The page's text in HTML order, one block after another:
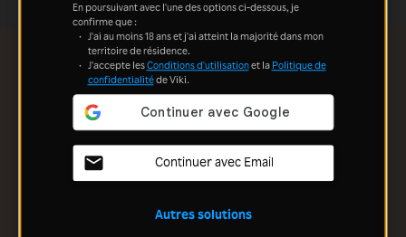
En poursuivant avec l'une des options ci-dessous, je
confirme que :
J'ai au moins 18 ans et j'ai atteint la majorité dans mon
territoire de résidence.
J'accepte lesConditions d'utilisationet la Politique de
confidentialitéde Viki.
Continuer avec Email
Autres solutions